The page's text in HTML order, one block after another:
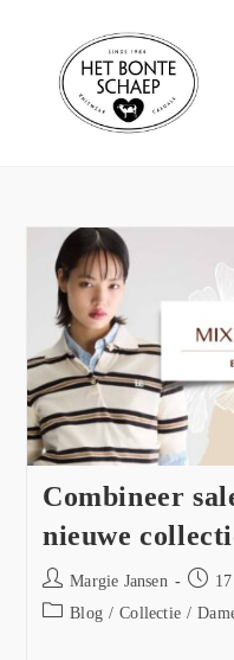
Combineer
nieuwe
Margie Jansen
Blog / Collectie /